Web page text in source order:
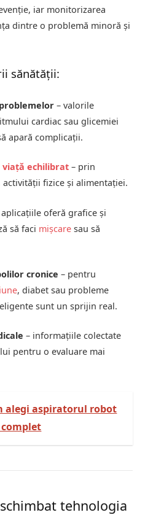
iar monitorizarea
dintre o problemă minoră și
sănătății:
– valorile
cardiac sau glicemiei
apară complicații.
viață echilibrat – prin
fizice și alimentației.
aplicațiile oferă grafice și
să faci mișcare sau să
cronice – pentru
, diabet sau probleme
sunt un sprijin real.
– informațiile colectate
pentru o evaluare mai
alegi aspiratorul robot
tehnologia